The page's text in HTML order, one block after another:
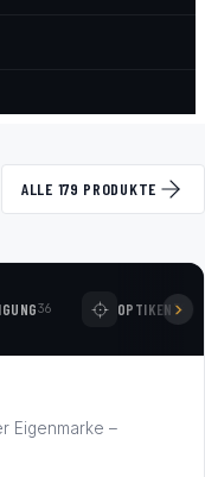
ALLE 179 PRODUKTE
36 OPTIKEN 78
Eigenmarke –